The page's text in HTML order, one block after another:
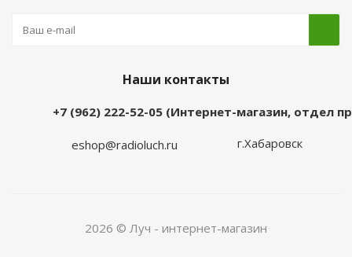
Наши контакты
+7 (962) 222-52-05 (Интернет-магазин, отдел
eshop@radioluch.ru г.Хабаровск
2026 © Луч - интернет-магазин